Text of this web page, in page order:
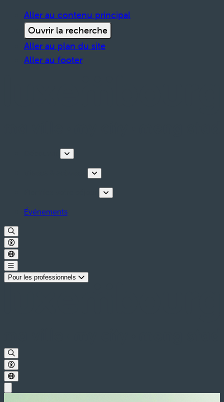
Aller au contenu principal
Ouvrir la recherche
Aller au plan du site
Aller au footer
Événements
Pour les professionnels